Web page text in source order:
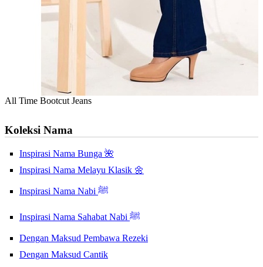
All Time Bootcut Jeans
Koleksi Nama
Inspirasi Nama Bunga 🌺
Inspirasi Nama Melayu Klasik 🌼
Inspirasi Nama Nabi ﷺ
Inspirasi Nama Sahabat Nabi ﷺ
Dengan Maksud Pembawa Rezeki
Dengan Maksud Cantik